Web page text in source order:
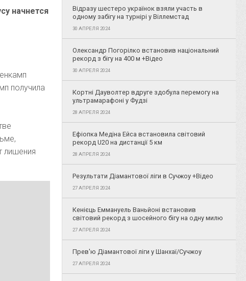
начнется
получила
лишения
Відразу шестеро українок взяли участь в
одному забігу на турнірі у Віллемстад
30 АПРЕЛЯ 2024
Олександр Погорілко встановив національний
рекорд з бігу на 400 м +Відео
30 АПРЕЛЯ 2024
Кортні Дауволтер вдруге здобула перемогу на
ультрамарафоні у Фудзі
28 АПРЕЛЯ 2024
Ефіопка Медіна Ейса встановила світовий
рекорд U20 на дистанції 5 км
28 АПРЕЛЯ 2024
Результати Діамантової ліги в Сучжоу +Відео
27 АПРЕЛЯ 2024
Кенієць Еммануель Ваньйоні встановив
світовий рекорд з шосейного бігу на одну милю
27 АПРЕЛЯ 2024
Прев'ю Діамантової ліги у Шанхаї/Сучжоу
27 АПРЕЛЯ 2024